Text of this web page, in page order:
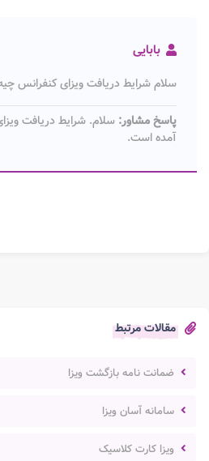
مقالات مرتبط
ضمانت نامه بازگشت ویزا
سامانه آسان ویزا
ویزا کارت کلاسیک
بابایی
سلام شرایط دریافت ویزای کنفرانس
پاسخ مشاور: سلام. شرایط دریافت
آمده است.